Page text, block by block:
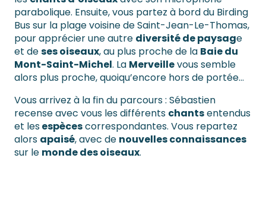
parabolique. Ensuite, vous partez à bord du Birding
Bus sur la plage voisine de Saint-Jean-Le-Thomas,
pour apprécier une autre diversité de paysage
et deses oiseaux, au plus proche de la Baie du
Mont-Saint-Michel. La Merveillevous semble
alors plus proche, quoiqu’encore hors de portée…
Vous arrivez à la fin du parcours : Sébastien
recense avec vous les différents chantsentendus
et lesespècescorrespondantes. Vous repartez
alors apaisé, avec de nouvelles connaissances
sur le monde des oiseaux.